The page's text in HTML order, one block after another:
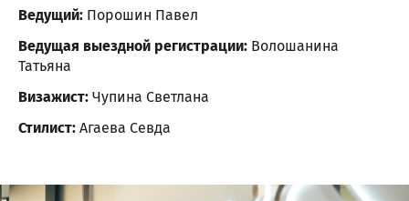
Ведущий: Порошин Павел
Ведущая выездной регистрации: Волошанина
Татьяна
Визажист: Чупина Светлана
Стилист: Агаева Севда